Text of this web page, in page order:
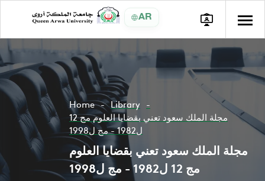
AR
Home
Library
مجلة الملك سعود تعني بقضايا العلوم مج 12
ل1982 - مج ل1998
مجلة الملك سعود تعني بقضايا العلوم
مج 12 ل1982 - مج ل1998